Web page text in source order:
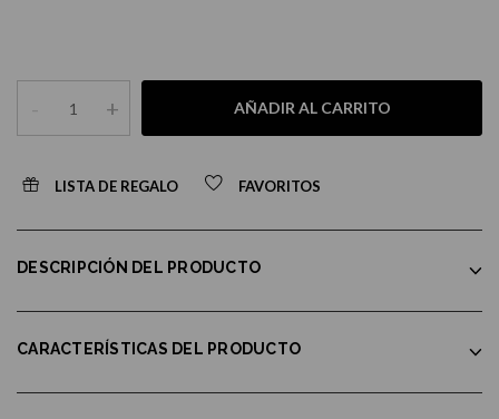
- + AÑADIR AL CARRITO
LISTA DE REGALO FAVORITOS
DESCRIPCIÓN DEL PRODUCTO
CARACTERÍSTICAS DEL PRODUCTO